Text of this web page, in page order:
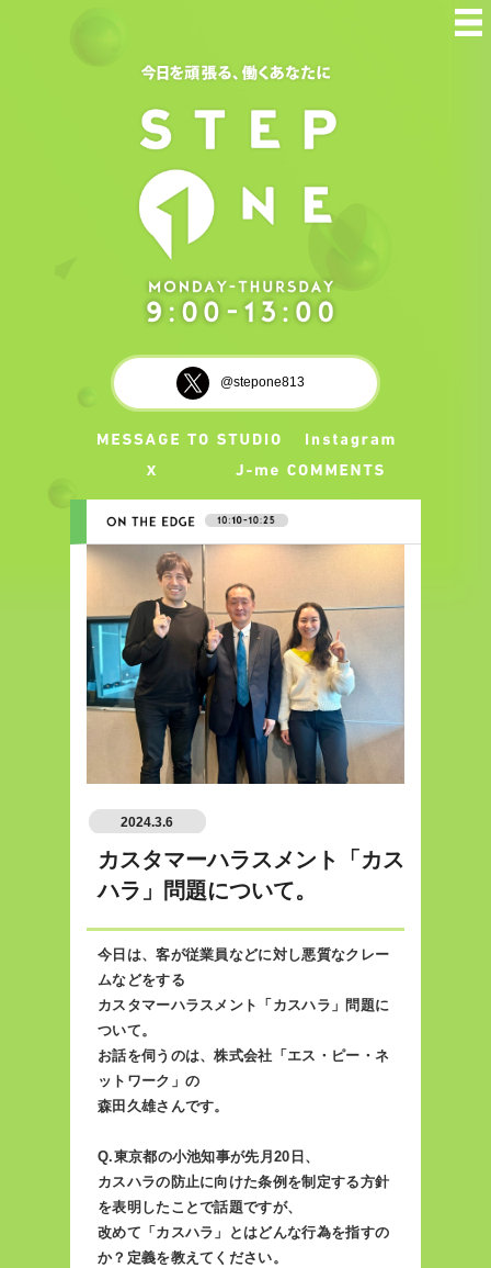
@stepone813
2024.3.6
カスタマーハラスメント「カス
ハラ」問題について。
今日は、客が従業員などに対し悪質なクレー
ムなどをする
カスタマーハラスメント「カスハラ」問題に
ついて。
お話を伺うのは、株式会社「エス・ピー・ネ
ットワーク」の
森田久雄さんです。
Q.東京都の小池知事が先月20日、
カスハラの防止に向けた条例を制定する方針
を表明したことで話題ですが、
改めて「カスハラ」とはどんな行為を指すの
か？定義を教えてください。